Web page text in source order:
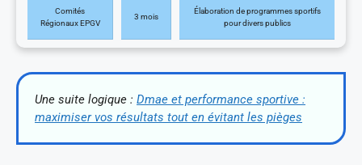
Comités
Régionaux EPGV
3 mois
Élaboration de programmes sportifs
pour divers publics
Une suite logique : Dmae et performance sportive :
maximiser vos résultats tout en évitant les pièges